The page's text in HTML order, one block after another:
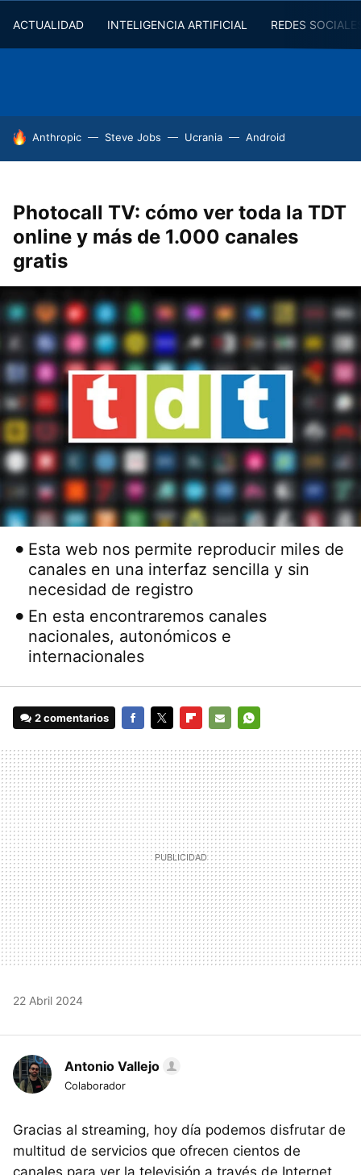
ACTUALIDAD INTELIGENCIA ARTIFICIAL REDES
HOY SE HABLA DE
Anthropic Steve Jobs Ucrania Android
Photocall TV: cómo ver toda la TDT
online y más de 1.000 canales
gratis
Esta web nos permite reproducir miles de
canales en una interfaz sencilla y sin
necesidad de registro
En esta encontraremos canales
nacionales, autonómicos e
internacionales
2 comentarios
MAIL
22 Abril 2024
Antonio Vallejo
Colaborador
Gracias al streaming, hoy día podemos disfrutar de
multitud de servicios que ofrecen cientos de